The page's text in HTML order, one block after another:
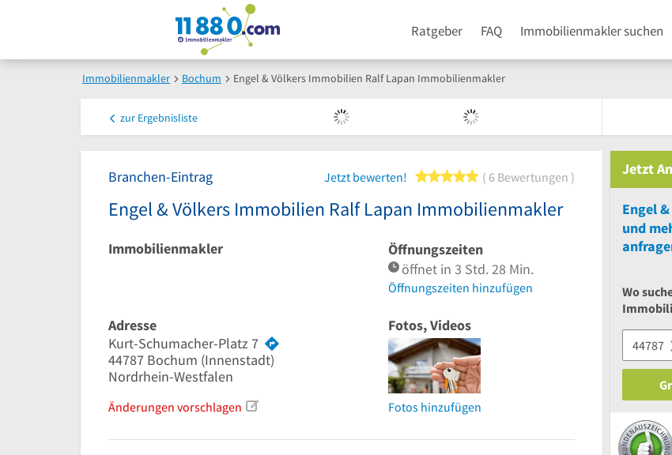
Ratgeber FAQ Immobilienmakler suchen
Immobilienmakler Bochum Engel & Völkers Immobilien Ralf Lapan Immobilienmakler
zur Ergebnisliste
Branchen-Eintrag Jetzt bewerten! 5 von 5 Sternen
6 Bewertungen
Engel & Völkers Immobilien Ralf Lapan Immobilienmakler
Immobilienmakler
Öffnungszeiten
öffnet in 3 Std. 28 Min.
Öffnungszeiten hinzufügen
Adresse
Kurt-Schumacher-Platz 7
44787 Bochum (Innenstadt)
Nordrhein-Westfalen
Änderungen vorschlagen
Fotos, Videos
Fotos hinzufügen
Jetzt
und
Wo